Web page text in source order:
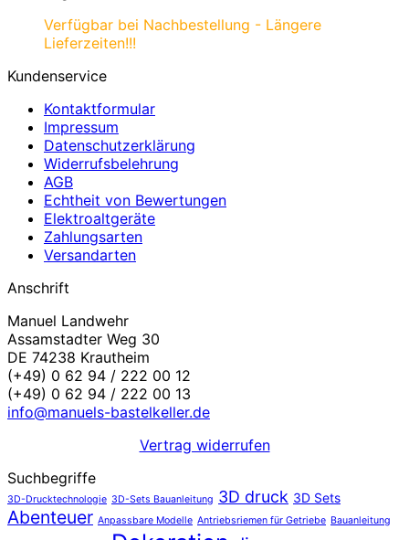
Verfügbar bei Nachbestellung - Längere
Lieferzeiten!!!
Kundenservice
Kontaktformular
Impressum
Datenschutzerklärung
Widerrufsbelehrung
AGB
Echtheit von Bewertungen
Elektroaltgeräte
Zahlungsarten
Versandarten
Anschrift
Manuel Landwehr
Assamstadter Weg 30
DE 74238 Krautheim
(+49) 0 62 94 / 222 00 12
(+49) 0 62 94 / 222 00 13
info@manuels-bastelkeller.de
Vertrag widerrufen
Suchbegriffe
3D-Drucktechnologie 3D-Sets Bauanleitung 3D druck 3D Sets
Abenteuer Anpassbare Modelle Antriebsriemen für Getriebe Bauanleitung